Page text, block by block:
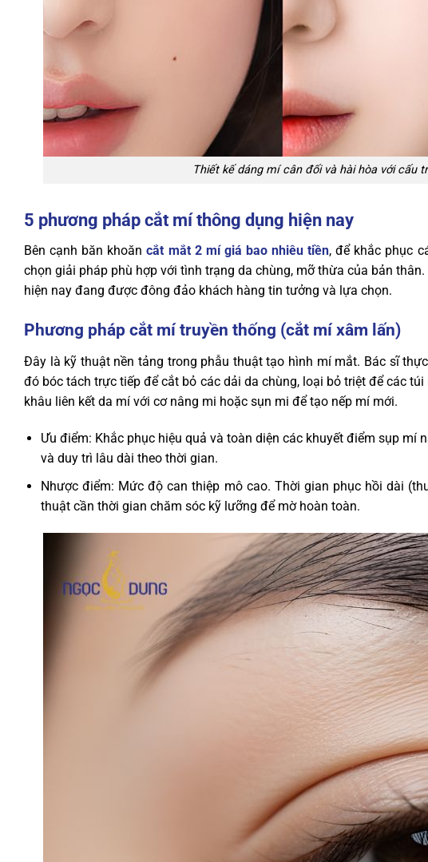
Thiết kế dáng mí cân đối và hài hòa với cấu
5 phương pháp cắt mí thông dụng hiện nay
Bên cạnh băn khoăncắt mắt 2 mí giá bao nhiêu tiền, để khắc phục
chọn giải pháp phù hợp với tình trạng da chùng, mỡ thừa của bản
hiện nay đang được đông đảo khách hàng tin tưởng và lựa chọn.
Phương pháp cắt mí truyền thống (cắt mí xâm lấn)
Đây là kỹ thuật nền tảng trong phẫu thuật tạo hình mí mắt. Bác sĩ
đó bóc tách trực tiếp để cắt bỏ các dải da chùng, loại bỏ triệt để các
khâu liên kết da mí với cơ nâng mi hoặc sụn mi để tạo nếp mí mới.
Ưu điểm: Khắc phục hiệu quả và toàn diện các khuyết điểm sụp
và duy trì lâu dài theo thời gian.
Nhược điểm: Mức độ can thiệp mô cao. Thời gian phục hồi dài
thuật cần thời gian chăm sóc kỹ lưỡng để mờ hoàn toàn.